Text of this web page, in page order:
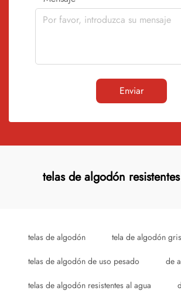
Enviar
telas de algodón
telas de algodón tela de algodón gris
telas de algodón de uso pesado de
telas de algodón resistentes al agua